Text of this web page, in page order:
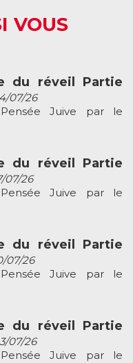
VOUS
du réveil Partie
07/26
Juive par le
du réveil Partie
07/26
Juive par le
du réveil Partie
07/26
Juive par le
du réveil Partie
07/26
Juive par le